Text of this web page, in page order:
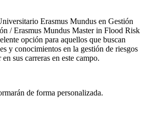
Erasmus Mundus en Gestión
/ Erasmus Mundus Master in Flood Risk
opción para aquellos que buscan
y conocimientos en la gestión de riesgos
sus carreras en este campo.
de forma personalizada.